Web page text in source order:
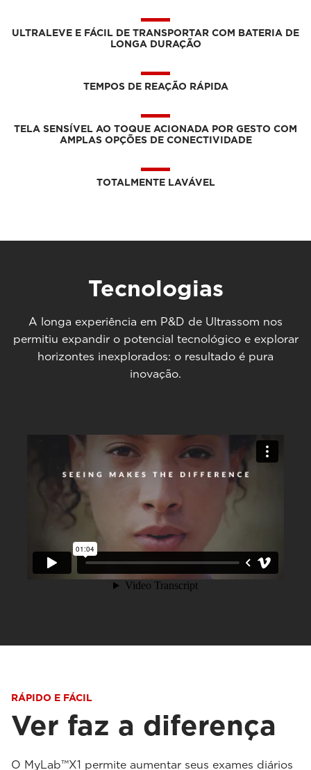
ULTRALEVE E FÁCIL DE TRANSPORTAR COM BATERIA DE
LONGA DURAÇÃO
TEMPOS DE REAÇÃO RÁPIDA
TELA SENSÍVEL AO TOQUE ACIONADA POR GESTO COM
AMPLAS OPÇÕES DE CONECTIVIDADE
TOTALMENTE LAVÁVEL
Tecnologias
A longa experiência em P&D de Ultrassom nos
permitiu expandir o potencial tecnológico e explorar
horizontes inexplorados: o resultado é pura
inovação.
RÁPIDO E FÁCIL
Ver faz a diferença
O MyLab™X1 permite aumentar seus exames diários